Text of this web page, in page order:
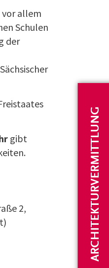
ARCHITEKTURVERMITTLUNG
vor allem
Schulen
der
gibt
2,